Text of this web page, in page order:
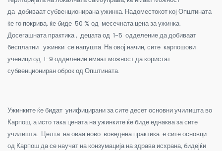
да добиваат субвенционирана ужинка. Надоместокот кој Општината
ќе го покрива, ќе биде 50 % од месечната цена за ужинка.
Досегашната практика , децата од 1-5 одделение да добиваат
бесплатни ужинки се напушта. На овој начин, сите карпошови
ученици од 1-9 одделение имаат можност да користат
субвенциониран оброк од Општината.
Ужинките ќе бидат унифицирани за сите десет основни училишта во
Карпош, а исто така цената на ужинките ќе биде еднаква за сите
училишта. Целта на оваа ново воведена практика е сите основци
од Карпош да се научат на конзумација на здрава исхрана, бидејќи